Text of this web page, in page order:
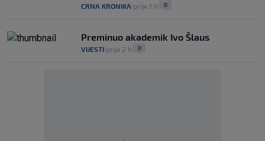
CRNA KRONIKA prije 1 h 0
Preminuo akademik Ivo Šlaus
VIJESTI prije 2 h 0